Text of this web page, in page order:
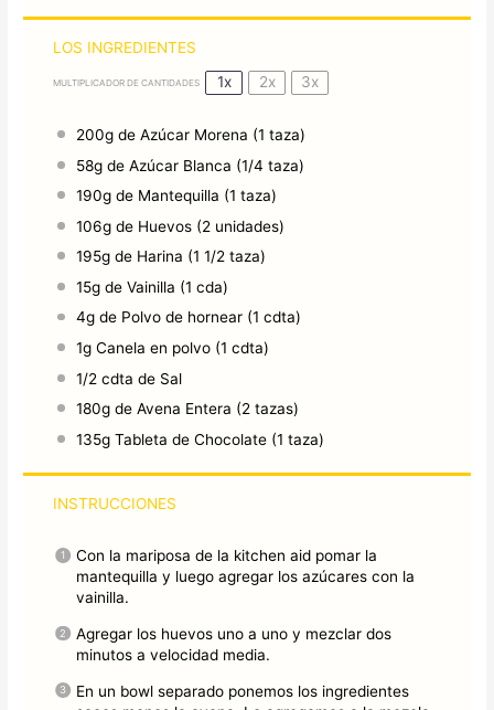
LOS INGREDIENTES
MULTIPLICADOR DE CANTIDADES 1x 2x 3x
200gde Azúcar Morena (1 taza)
58gde Azúcar Blanca (1/4 taza)
190gde Mantequilla (1 taza)
106gde Huevos (2 unidades)
195gde Harina (1 1/2taza)
15gde Vainilla (1 cda)
4gde Polvo de hornear (1 cdta)
1gCanela en polvo (1 cdta)
1/2 cdta de Sal
180gde Avena Entera (2 tazas)
135gTableta de Chocolate (1 taza)
INSTRUCCIONES
Con la mariposa de la kitchen aid pomar la
mantequilla y luego agregar los azúcares con la
vainilla.
Agregar los huevos uno a uno y mezclar dos
minutos a velocidad media.
En un bowl separado ponemos los ingredientes